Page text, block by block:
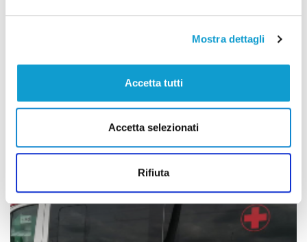
Mostra dettagli
Accetta tutti
Accetta selezionati
Rifiuta